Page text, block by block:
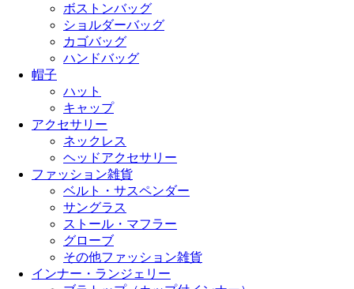
ボストンバッグ
ショルダーバッグ
カゴバッグ
ハンドバッグ
帽子
ハット
キャップ
アクセサリー
ネックレス
ヘッドアクセサリー
ファッション雑貨
ベルト・サスペンダー
サングラス
ストール・マフラー
グローブ
その他ファッション雑貨
インナー・ランジェリー